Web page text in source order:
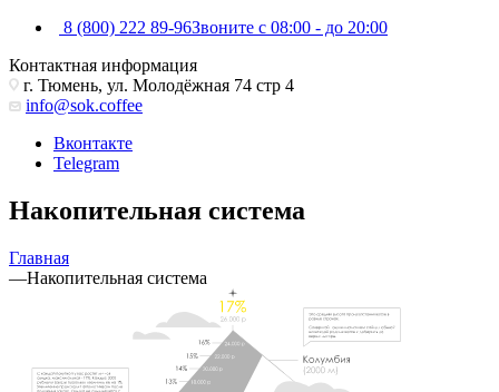
8 (800) 222 89-96Звоните с 08:00 - до 20:00
Контактная информация
г. Тюмень, ул. Молодёжная 74 стр 4
info@sok.coffee
Вконтакте
Telegram
Накопительная система
Главная
—Накопительная система